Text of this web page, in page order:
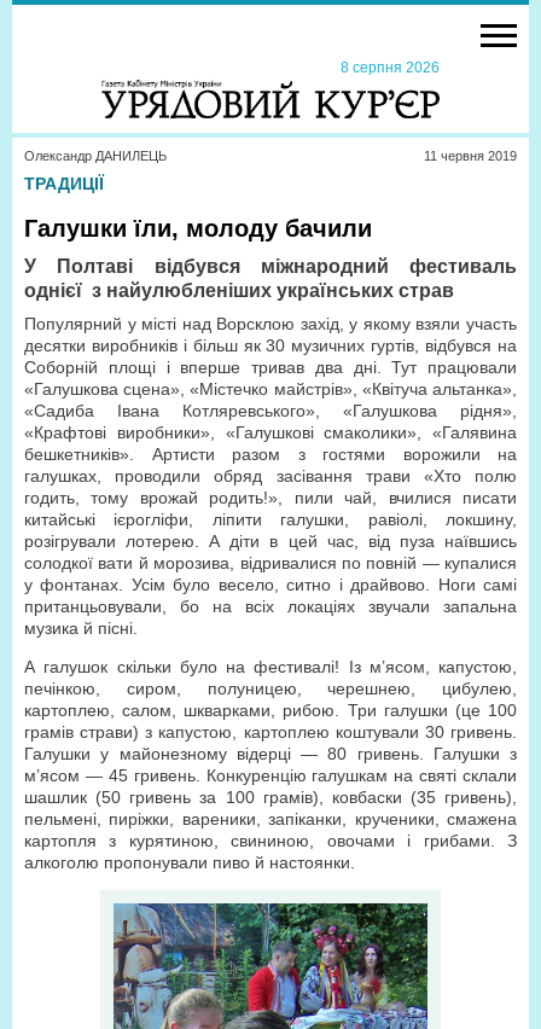
8 серпня 2026
Олександр ДАНИЛЕЦЬ 11 червня 2019
ТРАДИЦІЇ
Галушки їли, молоду бачили
У Полтаві відбувся міжнародний фестиваль
однієї з найулюбленіших українських страв
Популярний у місті над Ворсклою захід, у якому взяли участь
десятки виробників і більш як 30 музичних гуртів, відбувся на
Соборній площі і вперше тривав два дні. Тут працювали
«Галушкова сцена», «Містечко майстрів», «Квітуча альтанка»,
«Садиба Івана Котляревського», «Галушкова рідня»,
«Крафтові виробники», «Галушкові смаколики», «Галявина
бешкетників». Артисти разом з гостями ворожили на
галушках, проводили обряд засівання трави «Хто полю
годить, тому врожай родить!», пили чай, вчилися писати
китайські ієрогліфи, ліпити галушки, равіолі, локшину,
розігрували лотерею. А діти в цей час, від пуза наївшись
солодкої вати й морозива, відривалися по повній — купалися
у фонтанах. Усім було весело, ситно і драйвово. Ноги самі
пританцьовували, бо на всіх локаціях звучали запальна
музика й пісні.
А галушок скільки було на фестивалі! Із м’ясом, капустою,
печінкою, сиром, полуницею, черешнею, цибулею,
картоплею, салом, шкварками, рибою. Три галушки (це 100
грамів страви) з капустою, картоплею коштували 30 гривень.
Галушки у майонезному відерці — 80 гривень. Галушки з
м’ясом — 45 гривень. Конкуренцію галушкам на святі склали
шашлик (50 гривень за 100 грамів), ковбаски (35 гривень),
пельмені, пиріжки, вареники, запіканки, крученики, смажена
картопля з курятиною, свининою, овочами і грибами. З
алкоголю пропонували пиво й настоянки.